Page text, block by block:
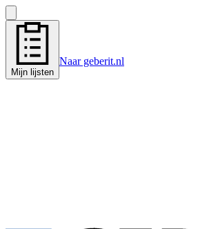
Mijn lijsten
Naar geberit.nl